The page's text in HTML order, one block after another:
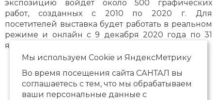
экспозицию войдет около 500 графических
работ, созданных с 2010 по 2020 г. Для
посетителей выставка будет работать в реальном
режиме и онлайн с 9 декабря 2020 года по 31
января 2021 года.
Мы используем Сookie и ЯндексМетрику
Во время посещения сайта САНТАЛ вы
соглашаетесь с тем, что мы обрабатываем
ваши персональные данные с